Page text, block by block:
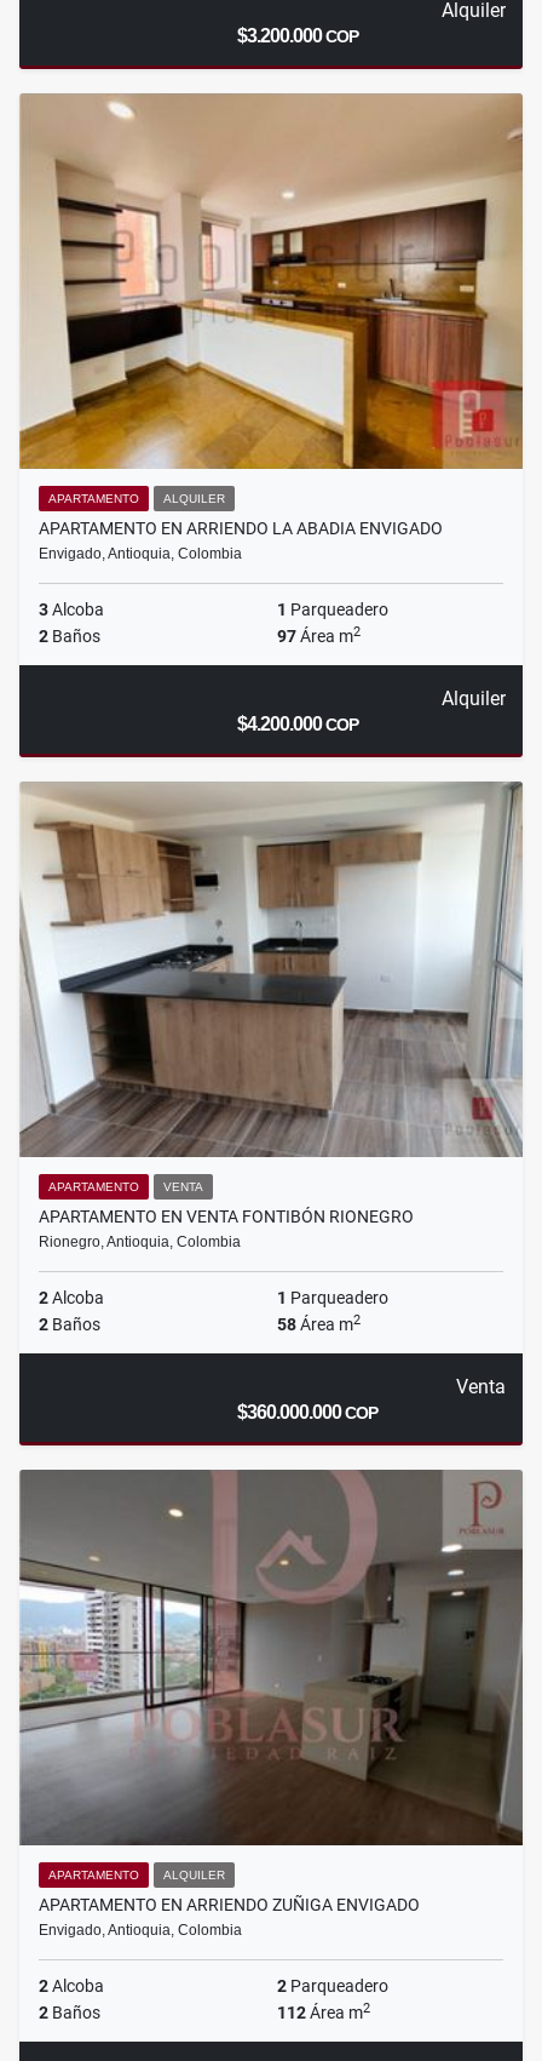
Alquiler
$3.200.000COP
APARTAMENTO ALQUILER
APARTAMENTO EN ARRIENDO LA ABADIA ENVIGADO
Envigado, Antioquia, Colombia
3Alcoba 1 Parqueadero
2 Baños 97Área m2
Alquiler
$4.200.000COP
APARTAMENTO VENTA
APARTAMENTO EN VENTA FONTIBÓN RIONEGRO
Rionegro, Antioquia, Colombia
2Alcoba 1 Parqueadero
2 Baños 58Área m2
Venta
$360.000.000COP
APARTAMENTO ALQUILER
APARTAMENTO EN ARRIENDO ZUÑIGA ENVIGADO
Envigado, Antioquia, Colombia
2Alcoba 2 Parqueadero
2 Baños 112Área m2